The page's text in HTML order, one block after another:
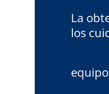
La
los